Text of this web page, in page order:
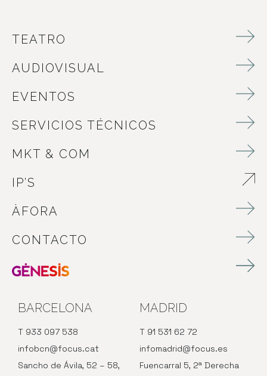
TEATRO
AUDIOVISUAL
EVENTOS
SERVICIOS TÉCNICOS
MKT & COM
IP’S
ÀFORA
CONTACTO
BARCELONA
T 933 097 538
infobcn@focus.cat
Sancho de Ávila, 52 – 58,
MADRID
T 91 531 62 72
infomadrid@focus.es
Fuencarral 5, 2ª Derecha